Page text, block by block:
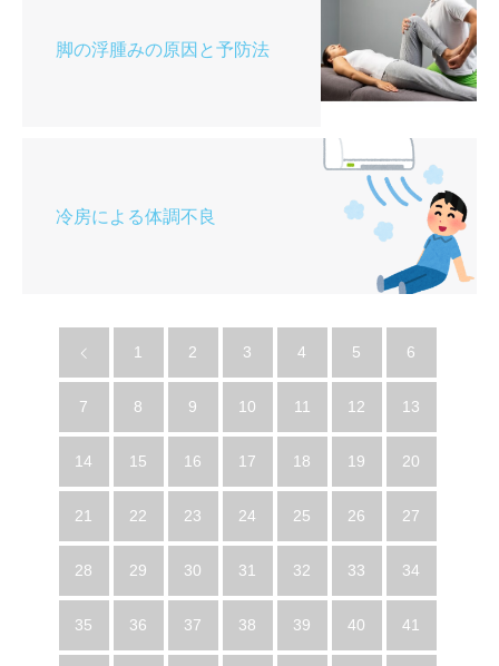
脚の浮腫みの原因と予防法
冷房による体調不良
1 2 3 4 5 6
7 8 9 10 11 12 13
14 15 16 17 18 19 20
21 22 23 24 25 26 27
28 29 30 31 32 33 34
35 36 37 38 39 40 41